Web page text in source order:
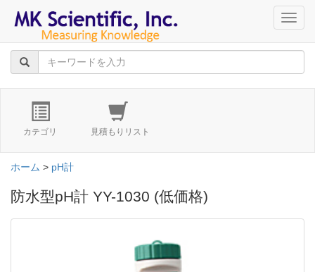
カテゴリ 見積もりリスト
ホーム > pH計
防水型pH計 YY-1030 (低価格)